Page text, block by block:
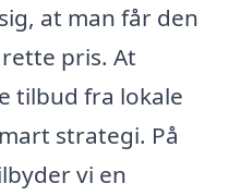
at man får den
pris. At
tilbud fra lokale
strategi. På
vi en